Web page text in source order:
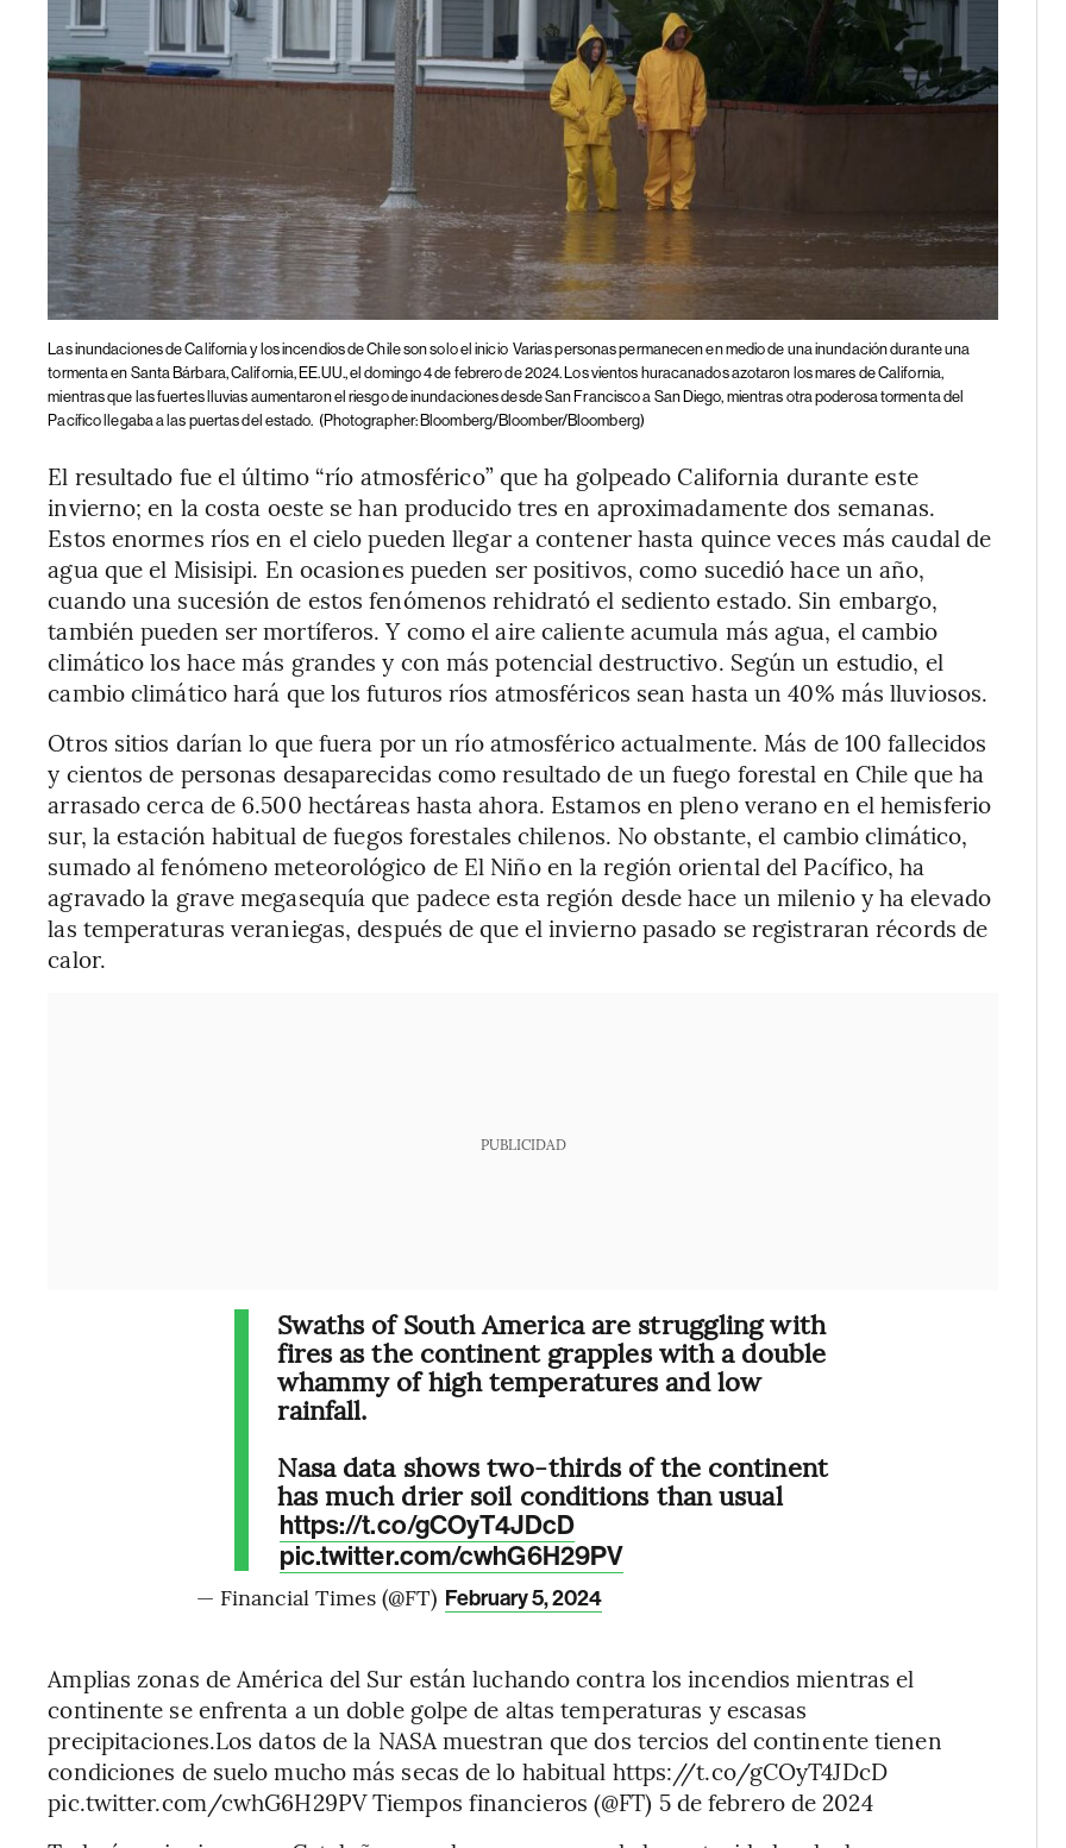
Las inundaciones de California y los incendios de Chile son solo el inicio Varias personas permanecen en medio de una inundación durante una
tormenta en Santa Bárbara, California, EE.UU., el domingo 4 de febrero de 2024. Los vientos huracanados azotaron los mares de California,
mientras que las fuertes lluvias aumentaron el riesgo de inundaciones desde San Francisco a San Diego, mientras otra poderosa tormenta del
Pacífico llegaba a las puertas del estado. (Photographer: Bloomberg/Bloomber/Bloomberg)
El resultado fue el último “río atmosférico” que ha golpeado California durante este
invierno; en la costa oeste se han producido tres en aproximadamente dos semanas.
Estos enormes ríos en el cielo pueden llegar a contener hasta quince veces más caudal de
agua que el Misisipi. En ocasiones pueden ser positivos, como sucedió hace un año,
cuando una sucesión de estos fenómenos rehidrató el sediento estado. Sin embargo,
también pueden ser mortíferos. Y como el aire caliente acumula más agua, el cambio
climático los hace más grandes y con más potencial destructivo. Según un estudio, el
cambio climático hará que los futuros ríos atmosféricos sean hasta un 40% más lluviosos.
Otros sitios darían lo que fuera por un río atmosférico actualmente. Más de 100 fallecidos
y cientos de personas desaparecidas como resultado de un fuego forestal en Chile que ha
arrasado cerca de 6.500 hectáreas hasta ahora. Estamos en pleno verano en el hemisferio
sur, la estación habitual de fuegos forestales chilenos. No obstante, el cambio climático,
sumado al fenómeno meteorológico de El Niño en la región oriental del Pacífico, ha
agravado la grave megasequía que padece esta región desde hace un milenio y ha elevado
las temperaturas veraniegas, después de que el invierno pasado se registraran récords de
calor.
PUBLICIDAD
Swaths of South America are struggling with
fires as the continent grapples with a double
whammy of high temperatures and low
rainfall.
Nasa data shows two-thirds of the continent
has much drier soil conditions than usual
https://t.co/gCOyT4JDcD
pic.twitter.com/cwhG6H29PV
— Financial Times (@FT) February 5, 2024
Amplias zonas de América del Sur están luchando contra los incendios mientras el
continente se enfrenta a un doble golpe de altas temperaturas y escasas
precipitaciones.Los datos de la NASA muestran que dos tercios del continente tienen
condiciones de suelo mucho más secas de lo habitual https://t.co/gCOyT4JDcD
pic.twitter.com/cwhG6H29PV Tiempos financieros (@FT) 5 de febrero de 2024